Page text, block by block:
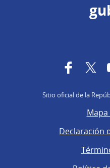
Facebook
Sitio oficial de la
Declaración